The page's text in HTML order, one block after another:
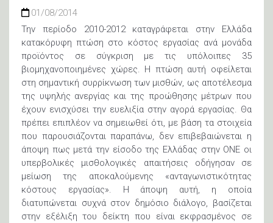
01/08/2014
Την περίοδο 2010-2012 καταγράφεται στην Ελλάδα
κατακόρυφη πτώση στο κόστος εργασίας ανά μονάδα
προϊόντος σε σύγκριση με τις υπόλοιπες 35
βιομηχανοποιημένες χώρες. Η πτώση αυτή οφείλεται
στη σημαντική συρρίκνωση των μισθών, ως αποτέλεσμα
της υψηλής ανεργίας και της προώθησης μέτρων που
έχουν ενισχύσει την ευελιξία στην αγορά εργασίας. Θα
πρέπει επιπλέον να σημειωθεί ότι, με βάση τα στοιχεία
που παρουσιάζονται παραπάνω, δεν επιβεβαιώνεται η
άποψη πως μετά την είσοδο της Ελλάδας στην ΟΝΕ οι
υπερβολικές μισθολογικές απαιτήσεις οδήγησαν σε
μείωση της αποκαλούμενης «ανταγωνιστικότητας
κόστους εργασίας». Η άποψη αυτή, η οποία
διατυπώνεται συχνά στον δημόσιο διάλογο, βασίζεται
στην εξέλιξη του δείκτη που είναι εκφρασμένος σε